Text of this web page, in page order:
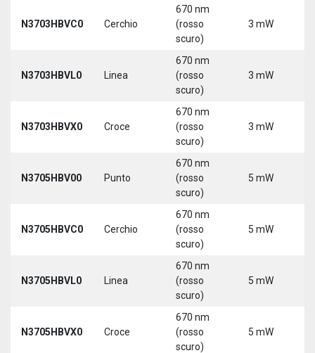
N3703HBVC0 Cerchio
670 nm
(rosso
scuro)
3 mW
N3703HBVL0 Linea
670 nm
(rosso
scuro)
3 mW
N3703HBVX0 Croce
670 nm
(rosso
scuro)
3 mW
N3705HBV00 Punto
670 nm
(rosso
scuro)
5 mW
N3705HBVC0 Cerchio
670 nm
(rosso
scuro)
5 mW
N3705HBVL0 Linea
670 nm
(rosso
scuro)
5 mW
N3705HBVX0 Croce
670 nm
(rosso
scuro)
5 mW